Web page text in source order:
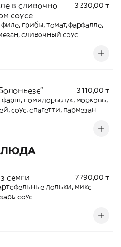
в сливочно
соусе
3 230,00 ₸
грибы, томат, фарфалле,
сливочный соус
3 110,00 ₸
фарш, помидоры,лук, морковь,
соус, спагетти, пармезан
семги
7 790,00 ₸
дольки, микс
соус